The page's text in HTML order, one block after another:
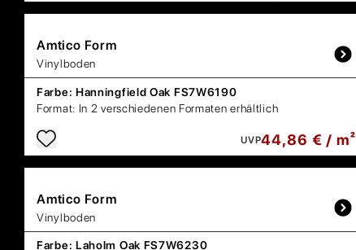
Amtico Form
Vinylboden
Farbe: Hanningfield Oak FS7W6190
Format: In 2 verschiedenen Formaten erhältlich
UVP44,86 € / m²
Amtico Form
Vinylboden
Farbe: Laholm Oak FS7W6230